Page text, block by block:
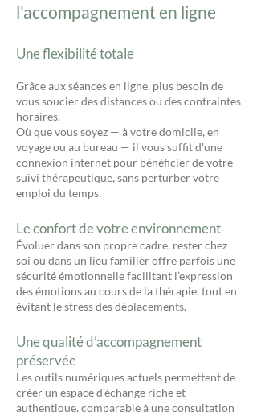
l'accompagnement en ligne
Une flexibilité totale
Grâce aux séances en ligne, plus besoin de
vous soucier des distances ou des contraintes
horaires.
Où que vous soyez — à votre domicile, en
voyage ou au bureau — il vous suffit d'une
connexion internet pour bénéficier de votre
suivi thérapeutique, sans perturber votre
emploi du temps.
Le confort de votre environnement
Évoluer dans son propre cadre, rester chez
soi ou dans un lieu familier offre parfois une
sécurité émotionnelle facilitant l’expression
des émotions au cours de la thérapie, tout en
évitant le stress des déplacements.
Une qualité d’accompagnement
préservée
Les outils numériques actuels permettent de
créer un espace d’échange riche et
authentique, comparable à une consultation